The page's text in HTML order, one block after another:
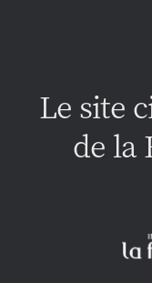
Le site
de la